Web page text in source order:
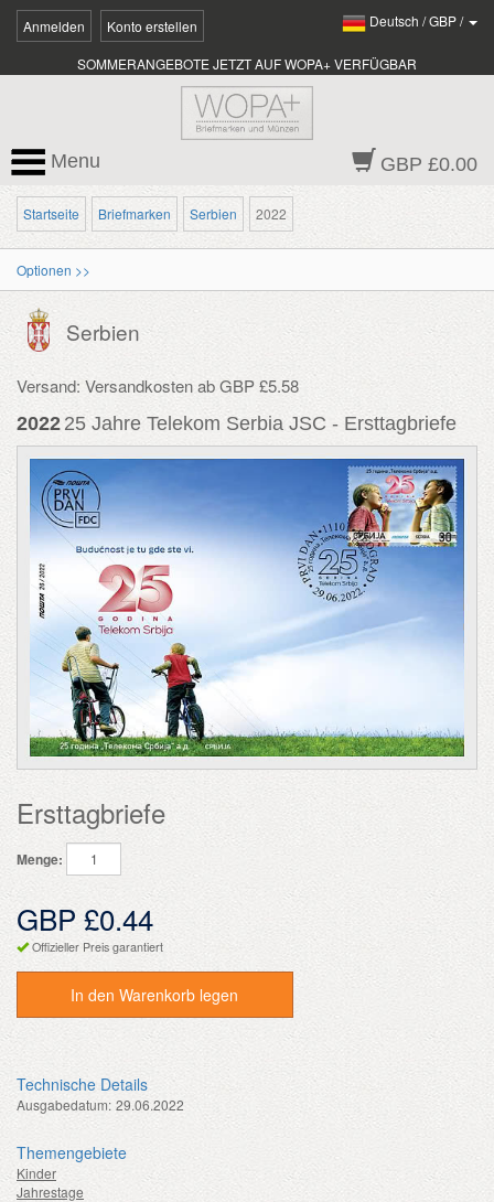
Anmelden Konto erstellen Deutsch /GBP/
SOMMERANGEBOTE JETZT AUF WOPA+ VERFÜGBAR
GBP £0.00
Menu
Startseite Briefmarken Serbien 2022
Optionen >>
Serbien
Versand: Versandkosten ab GBP £5.58
2022 25 Jahre Telekom Serbia JSC - Ersttagbriefe
Ersttagbriefe
Menge:
GBP £0.44
Offizieller Preis garantiert
In den Warenkorb legen
Technische Details
Ausgabedatum: 29.06.2022
Themengebiete
Kinder
Jahrestage